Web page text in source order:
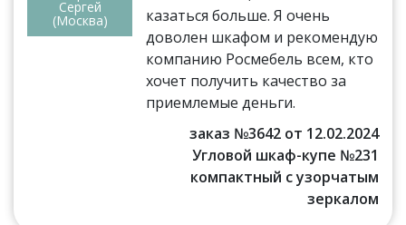
Сергей
(Москва)
казаться больше. Я очень
доволен шкафом и рекомендую
компанию Росмебель всем, кто
хочет получить качество за
приемлемые деньги.
заказ №3642 от 12.02.2024
Угловой шкаф-купе №231
компактный с узорчатым
зеркалом